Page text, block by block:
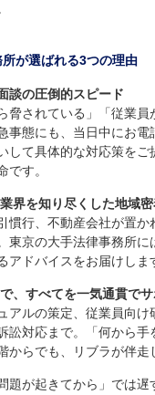
所が選ばれる3つの理由
談の圧倒的スピード
脅されている」「従業
態にも、当日中にお電
して具体的な対応策をご
です。
界を知り尽くした地域
慣行、不動産会社が置か
東京の大手法律事務所
アドバイスをお届けしま
、すべてを一気通貫でサ
アルの策定、従業員向け
訟対応まで。「何から手
からでも、リブラが伴走
題が起きてから」では